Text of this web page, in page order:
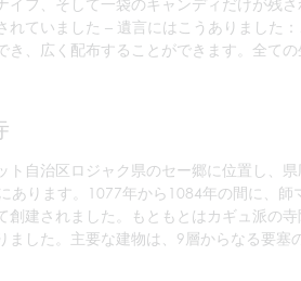
イフ、そして一袋のキャンディだけが残
れていました – 遺言にはこうありました
き、広く配布することができます。全て
ト自治区ロジャク県のセー郷に位置し、
あります。1077年から1084年の間に、師
創建されました。もともとはカギュ派の寺
ました。主要な建物は、9層からなる要塞